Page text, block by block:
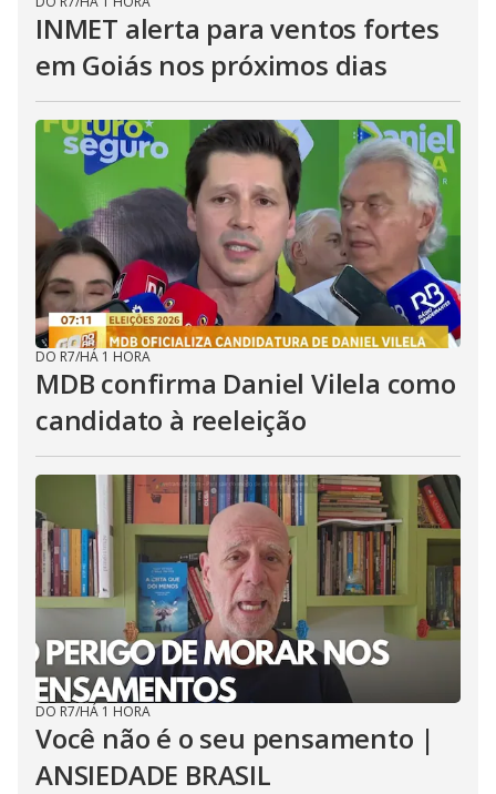
INMET alerta para ventos fortes
em Goiás nos próximos dias
DO R7/HÁ 1 HORA
MDB confirma Daniel Vilela como
candidato à reeleição
DO R7/HÁ 1 HORA
Você não é o seu pensamento |
ANSIEDADE BRASIL